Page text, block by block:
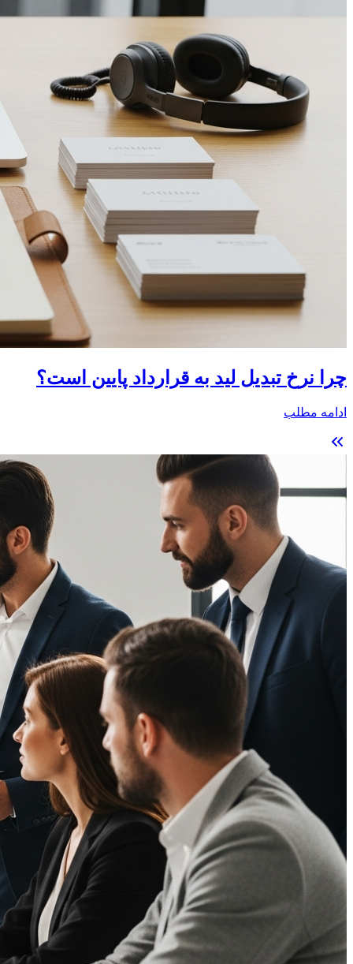
چرا نرخ تبدیل لید به قرارداد پایین است؟
ادامه مطلب